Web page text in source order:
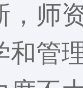
师
管理